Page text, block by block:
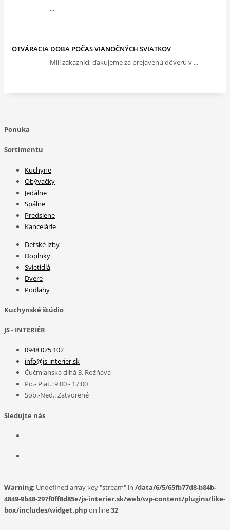
...
OTVÁRACIA DOBA POČAS VIANOČNÝCH SVIATKOV
Milí zákazníci, ďakujeme za prejavenú dôveru v ...
Ponuka
Sortimentu
Kuchyne
Obývačky
Jedálne
Spálne
Predsiene
Kancelárie
Detské izby
Doplnky
Svietidlá
Dvere
Podlahy
Kuchynské štúdio
JS - INTERIÉR
0948 075 102
info@js-interier.sk
Čučmianska dlhá 3, Rožňava
Po.- Piat.: 9:00 - 17:00
Sob.-Ned.: Zatvorené
Sledujte nás
Warning: Undefined array key "stream" in /data/6/5/65fb77d8-b84b-
4849-9b48-297f0ff8d85e/js-interier.sk/web/wp-content/plugins/like-
box/includes/widget.phpon line32